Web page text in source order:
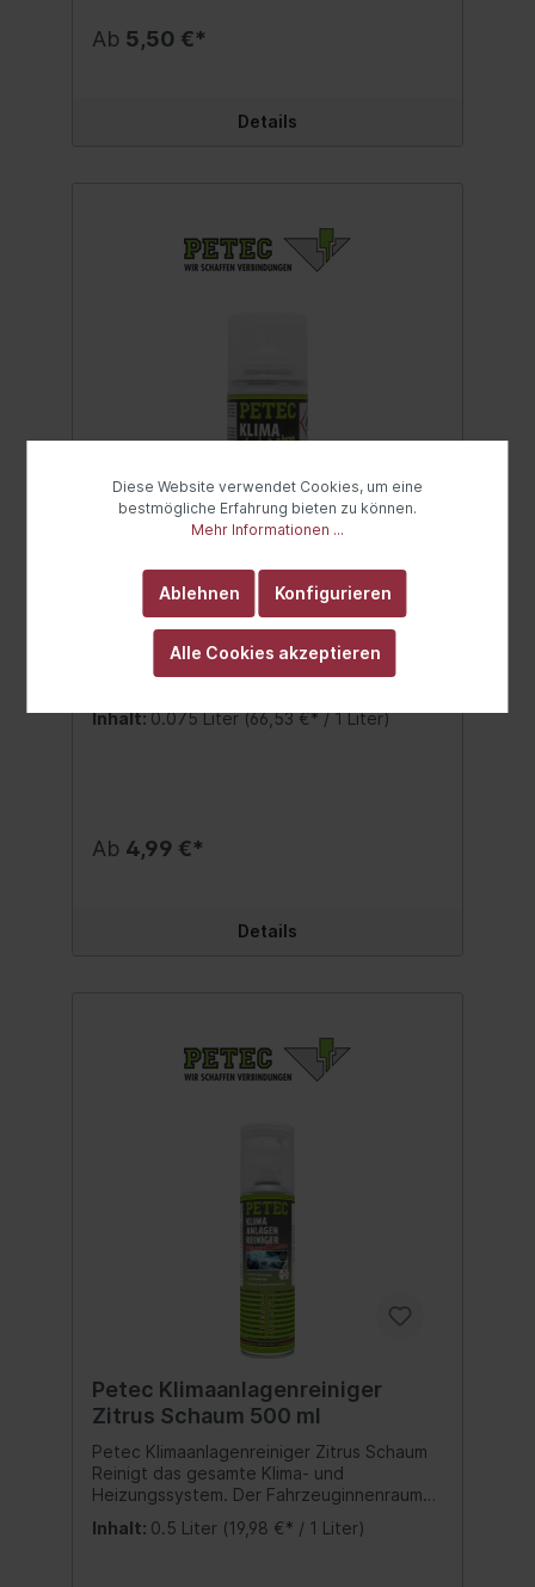
Ab 5,50 €*
Details
Petec Klima fresh & clean Vanille
Klimaanlagenreiniger 75 ml
Petec Klima Fresh & Clean Vanille schnelle
und einfache
Fahrzeuginnenraum wird erfrischt.
Inhalt:0.075 Liter(66,53 €* / 1 Liter)
Ab 4,99 €*
Details
Petec Klimaanlagenreiniger
Zitrus Schaum 500 ml
Petec Klimaanlagenreiniger Zitrus Schaum
Reinigt das gesamte Klima- und
Heizungssystem. Der Fahrzeuginnenraum
Schaumreinigung einfache Anwendung inkl.
Inhalt: 0.5 Liter (19,98 €* / 1 Liter)
Diese Website verwendet Cookies, um eine
bestmögliche Erfahrung bieten zu können.
Mehr Informationen ...
Ablehnen Konfigurieren
Alle Cookies akzeptieren